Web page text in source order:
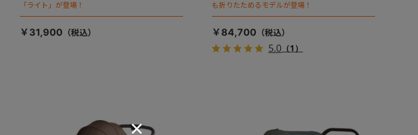
「ライト」が登場！
￥31,900
も折りたためるモデルが登場！
￥84,700
5.0（1）